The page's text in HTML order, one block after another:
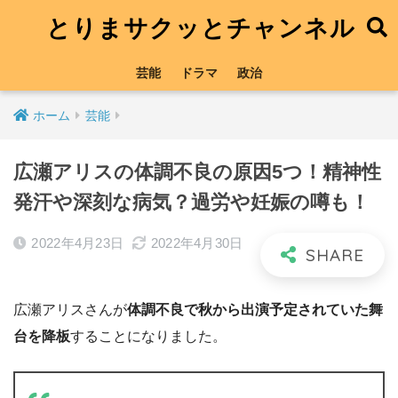
とりまサクッとチャンネル
芸能 ドラマ 政治
ホーム 芸能
広瀬アリスの体調不良の原因5つ！精神性
発汗や深刻な病気？過労や妊娠の噂も！
2022年4月23日 2022年4月30日
広瀬アリスさんが体調不良で秋から出演予定されていた舞
台を降板することになりました。